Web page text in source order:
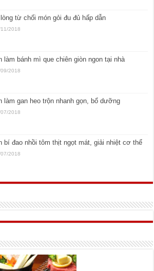
lòng từ chối món gỏi đu đủ hấp dẫn
2018
làm bánh mì que chiên giòn ngon tại nhà
2018
làm gan heo trộn nhanh gọn, bổ dưỡng
2018
bí đao nhồi tôm thịt ngọt mát, giải nhiệt cơ thể
2018